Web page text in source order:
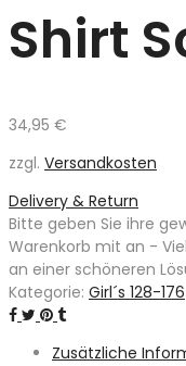
Shirt
34,95 €
zzgl. Versandkosten
Delivery & Return
Bitte geben Sie ihre
Warenkorb mit an -
an einer schöneren
Kategorie: Girl´s 128-176
Zusätzliche